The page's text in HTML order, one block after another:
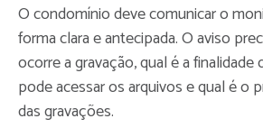
O condomínio deve comunicar o
forma clara e antecipada. O aviso
ocorre a gravação, qual é a finalidade
pode acessar os arquivos e qual é o
das gravações.